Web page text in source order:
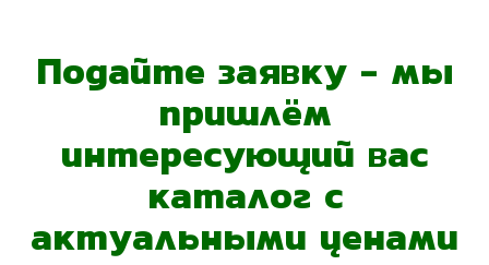
Подайте заявку - мы
пришлём
интересующий вас
каталог с
актуальными ценами